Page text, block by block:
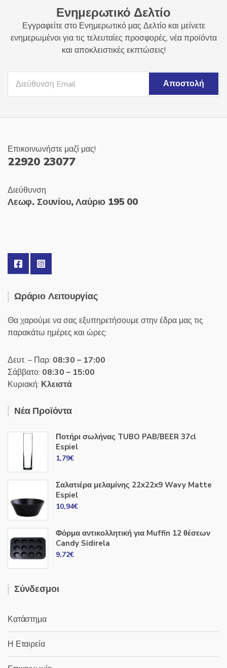
Ενημερωτικό Δελτίο
Εγγραφείτε στο Ενημερωτικό μας Δελτίο και μείνετε
ενημερωμένοι για τις τελευταίες προσφορές, νέα προϊόντα
και αποκλειστικές εκπτώσεις!
Επικοινωνήστε μαζί μας!
22920 23077
Διεύθυνση
Λεωφ. Σουνίου, Λαύριο 195 00
Ωράριο Λειτουργίας
Θα χαρούμε να σας εξυπηρετήσουμε στην έδρα μας τις
παρακάτω ημέρες και ώρες:
Δευτ. – Παρ: 08:30 – 17:00
Σάββατο: 08:30 – 15:00
Κυριακή: Κλειστά
Νέα Προϊόντα
Ποτήρι σωλήνας TUBO PAB/BEER 37cl
Espiel
1,79€
Σαλατιέρα μελαμίνης 22x22x9 Wavy Matte
Espiel
10,94€
Φόρμα αντικολλητική για Muffin 12 θέσεων
Candy Sidirela
9,72€
Σύνδεσμοι
Κατάστημα
Η Εταιρεία